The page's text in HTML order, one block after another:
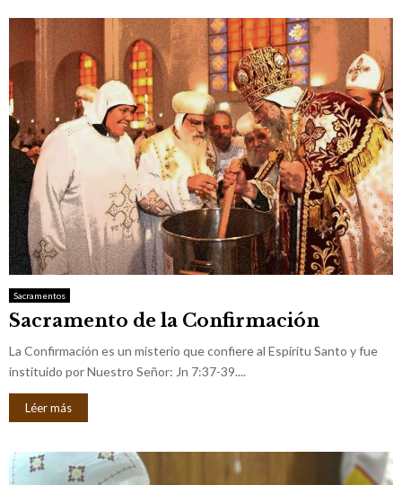
Sacramentos
Sacramento de la Confirmación
La Confirmación es un misterio que confiere al Espíritu Santo y fue
instituido por Nuestro Señor: Jn 7:37-39....
Léer más